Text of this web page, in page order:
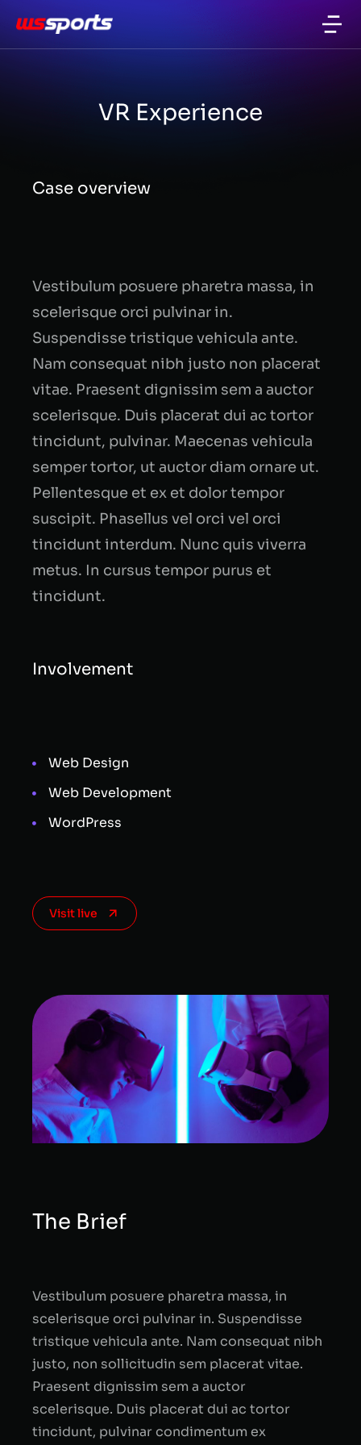
VR Experience
Case overview
Vestibulum posuere pharetra massa, in
scelerisque orci pulvinar in.
Suspendisse tristique vehicula ante.
Nam consequat nibh justo non placerat
vitae. Praesent dignissim sem a auctor
scelerisque. Duis placerat dui ac tortor
tincidunt, pulvinar. Maecenas vehicula
semper tortor, ut auctor diam ornare ut.
Pellentesque et ex et dolor tempor
suscipit. Phasellus vel orci vel orci
tincidunt interdum. Nunc quis viverra
metus. In cursus tempor purus et
tincidunt.
Involvement
Web Design
Web Development
WordPress
Visit live
The Brief
Vestibulum posuere pharetra massa, in
scelerisque orci pulvinar in. Suspendisse
tristique vehicula ante. Nam consequat nibh
justo, non sollicitudin sem placerat vitae.
Praesent dignissim sem a auctor
scelerisque. Duis placerat dui ac tortor
tincidunt, pulvinar condimentum ex